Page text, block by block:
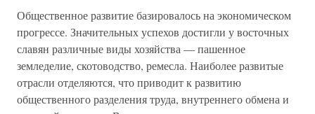
Общественное развитие базировалось на экономическом
прогрессе. Значительных успехов достигли у восточных
славян различные виды хозяйства — пашенное
земледелие, скотоводство, ремесла. Наиболее развитые
отрасли отделяются, что приводит к развитию
общественного разделения труда, внутреннего обмена и